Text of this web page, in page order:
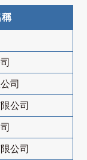
司
公司
公司